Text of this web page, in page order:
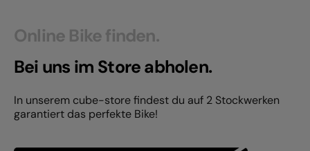
Online Bike finden.
Bei uns im Store abholen.
In unserem cube-store findest du auf 2 Stockwerken
garantiert das perfekte Bike!